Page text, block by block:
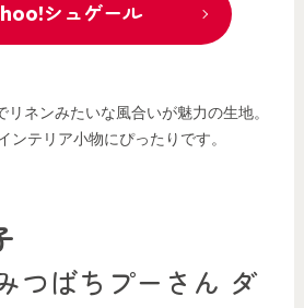
シュゲール
ネンみたいな風合いが魅力の生地。
ンテリア小物にぴったりです。
つばちプーさん ダ